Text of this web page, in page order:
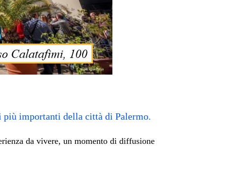
più importanti della città di Palermo.
da vivere, un momento di diffusione